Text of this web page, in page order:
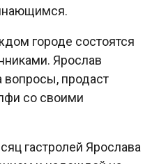
городе состоятся
Ярослав
вопросы, продаст
со своими
гастролей Ярослава